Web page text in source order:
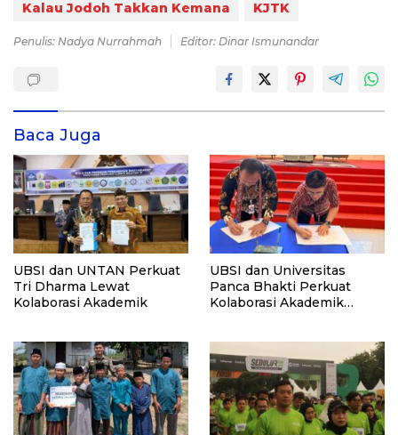
Kalau Jodoh Takkan Kemana
KJTK
Penulis: Nadya Nurrahmah Editor: Dinar Ismunandar
Baca Juga
UBSI dan UNTAN Perkuat
Tri Dharma Lewat
Kolaborasi Akademik
UBSI dan Universitas
Panca Bhakti Perkuat
Kolaborasi Akademik